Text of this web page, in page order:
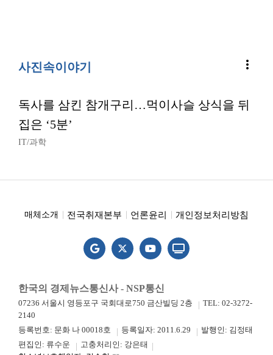
사진속이야기 more_vert
독사를 삼킨 참개구리…먹이사슬 상식을 뒤
집은 ‘5분’
IT/과학
매체소개 전국취재본부 언론윤리 개인정보처리방침
한국의 경제뉴스통신사 - NSP통신
07236 서울시 영등포구 국회대로750 금산빌딩 2층
TEL: 02-3272-
2140
등록번호: 문화 나 00018호
등록일자: 2011.6.29
발행인: 김정태
편집인: 류수운
고충처리인: 강은태